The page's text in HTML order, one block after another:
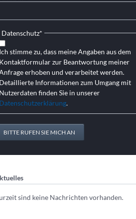
Pflichtfeld
Datenschutz*
Ich stimme zu, dass meine Angaben aus dem
Kontaktformular zur Beantwortung meiner
erhoben und verarbeitet werden.
Detaillierte Informationen zum Umgang mit
Nutzerdaten finden Sie in unserer
Datenschutzerklärung.
BITTE RUFEN SIE MICH AN
sind keine Nachrichten vorhanden.